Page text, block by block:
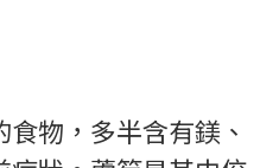
物，多半含有鎂、